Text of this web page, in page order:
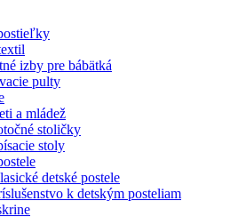
izby pre bábätká
pulty
a mládež
stoličky
stoly
detské postele
k detským posteliam